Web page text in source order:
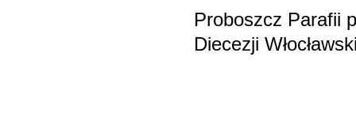
Proboszcz
Diecezji